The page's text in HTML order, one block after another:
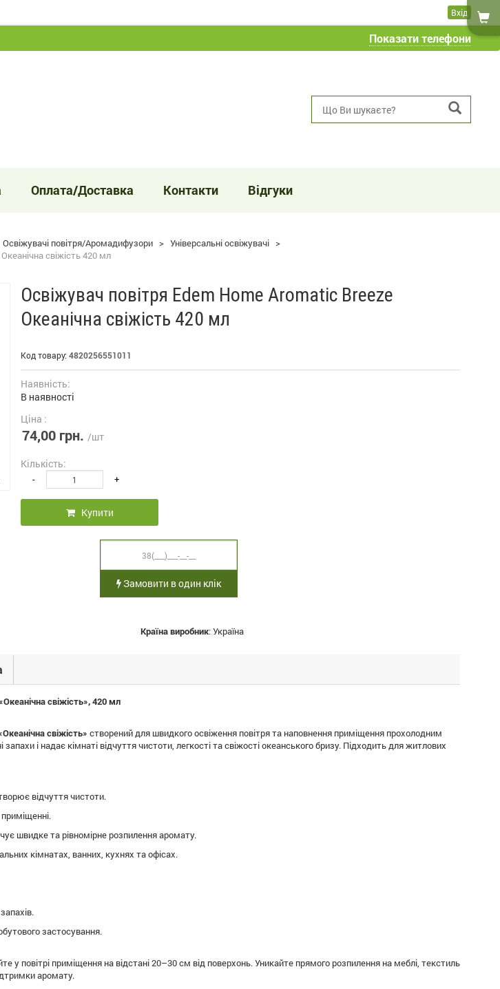
Вхід
Показати телефони
Оплата/Доставка Контакти Відгуки
Освіжувачі повітря/Аромадифузори > Універсальні освіжувачі >
свіжість 420 мл
Освіжувач повітря Edem Home Aromatic Breeze
Океанічна свіжість 420 мл
Код товару: 4820256551011
Наявність:
В наявності
Ціна :
74,00 грн. /шт
Кількість:
- +
Купити
Замовити в один клік
Країна виробник:Україна
свіжість», 420 мл
свіжість» створений для швидкого освіження повітря та наповнення приміщення прохолодним
і надає кімнаті відчуття чистоти, легкості та свіжості океанського бризу. Підходить для житлових
відчуття чистоти.
швидке та рівномірне розпилення аромату.
кімнатах, ванних, кухнях та офісах.
застосування.
у повітрі приміщення на відстані 20–30 см від поверхонь. Уникайте прямого розпилення на меблі, текстиль
аромату.